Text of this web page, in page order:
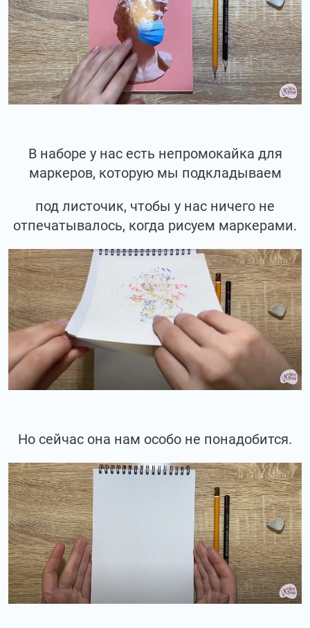
В наборе у нас есть непромокайка для
маркеров, которую мы подкладываем
под листочик, чтобы у нас ничего не
отпечатывалось, когда рисуем маркерами.
Но сейчас она нам особо не понадобится.